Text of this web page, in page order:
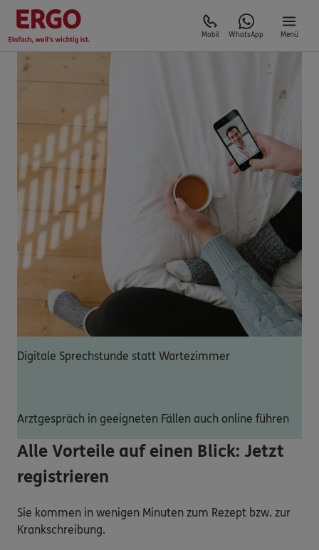
Mobil WhatsApp Menü
Digitale Sprechstunde statt Wartezimmer
Arztgespräch in geeigneten Fällen auch online führen
Alle Vorteile auf einen Blick: Jetzt
registrieren
Sie kommen in wenigen Minuten zum Rezept bzw. zur
Krankschreibung.